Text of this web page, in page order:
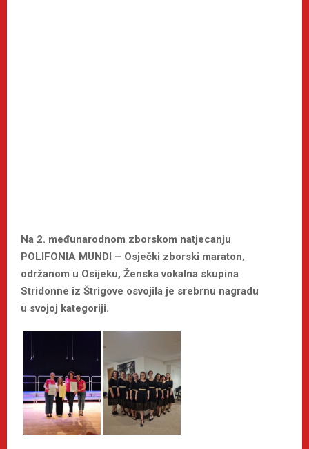
Na 2. međunarodnom zborskom natjecanju
POLIFONIA MUNDI – Osječki zborski maraton,
održanom u Osijeku, Ženska vokalna skupina
Stridonne iz Štrigove osvojila je srebrnu nagradu
u svojoj kategoriji.